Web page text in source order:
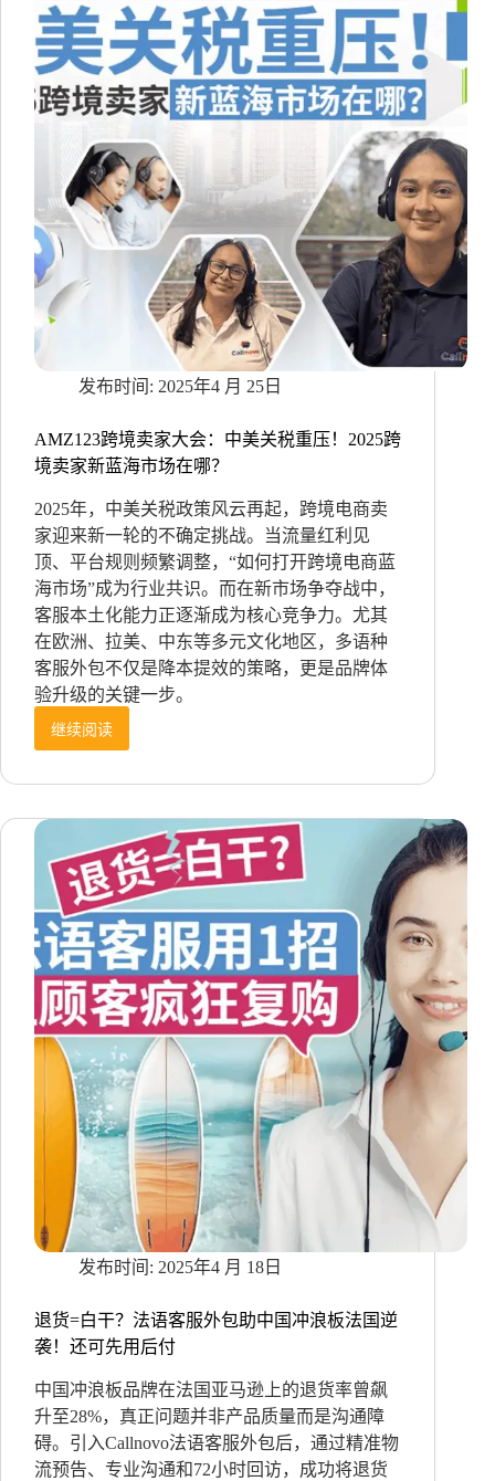
TwilioSIGNAL2025：
共
探
全
球
AI
户
服
务
新
范
2025年4 月 25日
AMZ123跨境卖家大会：中美关税重压！2025跨
境卖家新蓝海市场在哪？
2025年，中美关税政策风云再起，跨境电商卖
家迎来新一轮的不确定挑战。当流量红利见
顶、平台规则频繁调整，“如何打开跨境电商蓝
海市场”成为行业共识。而在新市场争夺战中，
客服本土化能力正逐渐成为核心竞争力。尤其
在欧洲、拉美、中东等多元文化地区，多语种
客服外包不仅是降本提效的策略，更是品牌体
验升级的关键一步。
继续阅读
AMZ123
家
大
会：
中
美
关
税
重
压！
2025
跨
境
卖
家
新
蓝
市
场
在
哪？
2025年4 月 18日
退货=白干？法语客服外包助中国冲浪板法国逆
袭！还可先用后付
中国冲浪板品牌在法国亚马逊上的退货率曾飙
升至28%，真正问题并非产品质量而是沟通障
碍。引入Callnovo法语客服外包后，通过精准物
流预告、专业沟通和72小时回访，成功将退货